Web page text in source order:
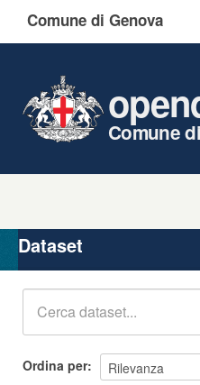
Comune di Genova
Comune
Organizzazioni
Gruppi
Dataset
Ordina per